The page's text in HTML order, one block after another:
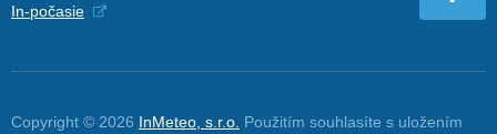
In-počasie
Copyright © 2026 InMeteo, s.r.o. Použitím souhlasíte s uložením